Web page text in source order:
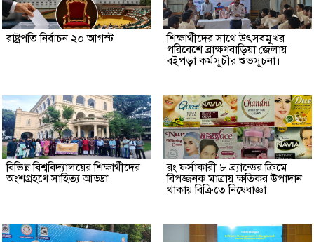
রাষ্ট্রপতি নির্বাচন ২০ আগস্ট
শিক্ষার্থীদের সাথে উৎসবমুখর
পরিবেশে ব্রাক্ষণবাড়িয়া জেলায়
বইপড়া কর্মসূচীর শুভসূচনা।
বিভিন্ন বিশ্ববিদ্যালয়ের শিক্ষার্থীদের
অংশগ্রহণে সাহিত্য আড্ডা
রং ফর্সাকারী ৮ ব্র্যান্ডের ক্রিমে
বিপজ্জনক মাত্রায় ক্ষতিকর উপাদান
থাকায় বিক্রিতে নিষেধাজ্ঞা